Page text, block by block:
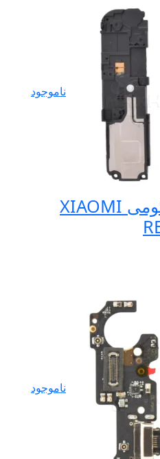
ناموجود
بازر گوشی شیائومی XIAOMI
ناموجود